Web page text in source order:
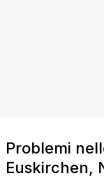
Problemi
Euskirchen,